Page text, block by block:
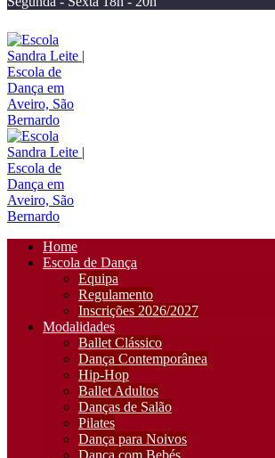
Home
Escola de Dança
Equipa
Regulamento
Inscrições 2026/2027
Modalidades
Ballet Clássico
Dança Contemporânea
Hip-Hop
Ballet Adultos
Danças de Salão
Pilates
Dança para Noivos
Dança com Bebés